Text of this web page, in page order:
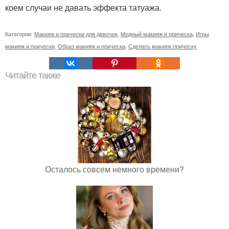
коем случаи не давать эффекта татуажа.
Категории: Макияж и прически для девочек Модный макияж и прическа Игры
макияж и прически Образ макияж и прическа Сделать макияж прическу
Читайте также
Осталось совсем немного времени?